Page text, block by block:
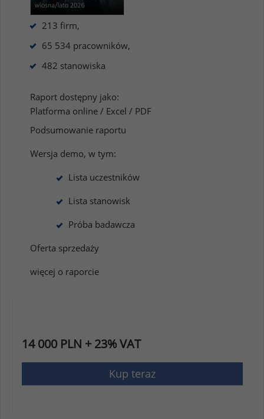
213 firm,
65 534 pracowników,
482 stanowiska
Raport dostępny jako:
Platforma online / Excel / PDF
Podsumowanie raportu
Wersja demo, w tym:
Lista uczestników
Lista stanowisk
Próba badawcza
Oferta sprzedaży
więcej o raporcie
14 000 PLN + 23% VAT
Kup teraz